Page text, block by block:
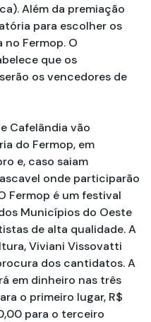
Além da premiação
para escolher os
Fermop. O
que os
os vencedores de
Cafelândia vão
do Fermop, em
e, caso saiam
onde participarão
Fermop é um festival
Municípios do Oeste
de alta qualidade. A
Viviani Vissovatti
dos cantidatos. A
em dinheiro nas três
o primeiro lugar, R$
para o terceiro